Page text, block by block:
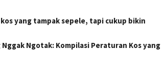
yang tampak sepele, tapi cukup bikin
Ngotak: Kompilasi Peraturan Kos yang